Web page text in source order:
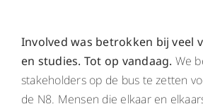
Involved was betrokken bij veel
en studies. Tot op vandaag. We
stakeholders op de bus te zetten
de N8. Mensen die elkaar en